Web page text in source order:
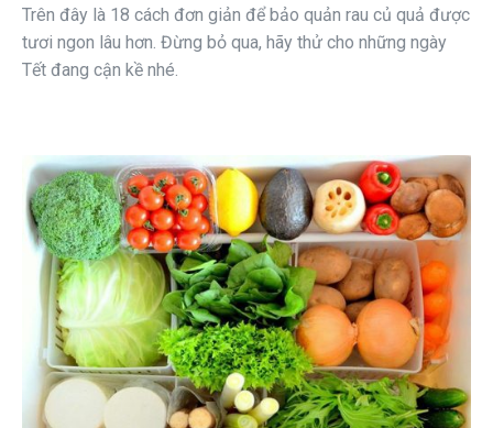
Trên đây là 18 cách đơn giản để bảo quản rau củ quả được
tươi ngon lâu hơn. Đừng bỏ qua, hãy thử cho những ngày
Tết đang cận kề nhé.